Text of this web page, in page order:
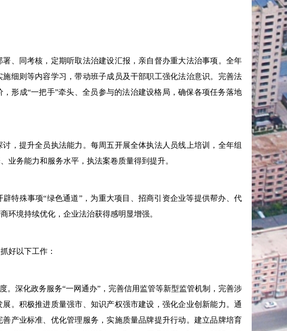
同考核，定期听取法治建设汇报，亲自督办重大法治事项。全年
细则等内容学习，带动班子成员及干部职工强化法治意识。完善法
形成“一把手”牵头、全员参与的法治建设格局，确保各项任务落地
提升全员执法能力。每周五开展全体执法人员线上培训，全年组
业务能力和服务水平，执法案卷质量得到提升。
殊事项“绿色通道”，为重大项目、招商引资企业等提供帮办、代
环境持续优化，企业法治获得感明显增强。
好以下工作：
深化政务服务“一网通办”，完善信用监管等新型监管机制，完善涉
。积极推进质量强市、知识产权强市建设，强化企业创新能力。通
产业标准、优化管理服务，实施质量品牌提升行动。建立品牌培育